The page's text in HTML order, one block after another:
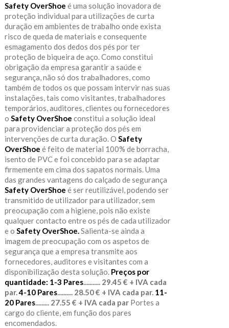
Safety OverShoe é uma solução inovadora de
proteção individual para utilizações de curta
duração em ambientes de trabalho onde exista
risco de queda de materiais e consequente
esmagamento dos dedos dos pés por ter
proteção de biqueira de aço. Como constitui
obrigação da empresa garantir a saúde e
segurança, não só dos trabalhadores, como
também de todos os que possam intervir nas suas
instalações, tais como visitantes, trabalhadores
temporários, auditores, clientes ou fornecedores
o Safety OverShoe constitui a solução ideal
para providenciar a proteção dos pés em
intervenções de curta duração. O Safety
OverShoe é feito de material 100% de borracha,
isento de PVC e foi concebido para se adaptar
firmemente em cima dos sapatos normais. Uma
das grandes vantagens do calçado de segurança
Safety OverShoe é ser reutilizável, podendo ser
transmitido de utilizador para utilizador, sem
preocupação com a higiene, pois não existe
qualquer contacto entre os pés de cada utilizador
e o Safety OverShoe. Salienta-se ainda a
imagem de preocupação com os aspetos de
segurança que a empresa transmite aos
fornecedores, auditores e visitantes com a
disponibilização desta solução. Preços por
quantidade: 1-3 Pares........... 29.45 € + IVA cada
par. 4-10 Pares.......... 28.50 € + IVA cada par. 11-
20 Pares......... 27.55 € + IVA cada parPortes a
cargo do cliente, em função dos pares
encomendados.